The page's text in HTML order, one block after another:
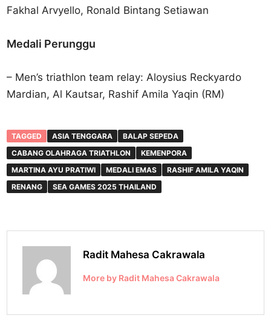
Fakhal Arvyello, Ronald Bintang Setiawan
Medali Perunggu
– Men’s triathlon team relay: Aloysius Reckyardo
Mardian, Al Kautsar, Rashif Amila Yaqin (RM)
TAGGED ASIA TENGGARA
BALAP SEPEDA
CABANG OLAHRAGA TRIATHLON
KEMENPORA
MARTINA AYU PRATIWI
MEDALI EMAS
RASHIF AMILA YAQIN
RENANG
SEA GAMES 2025 THAILAND
Radit Mahesa Cakrawala
More by Radit Mahesa Cakrawala